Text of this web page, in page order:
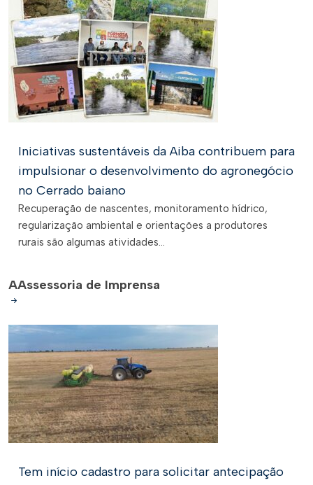
Iniciativas sustentáveis da Aiba contribuem para
impulsionar o desenvolvimento do agronegócio
no Cerrado baiano
Recuperação de nascentes, monitoramento hídrico,
regularização ambiental e orientações a produtores
rurais são algumas atividades...
AAssessoria de Imprensa
Tem início cadastro para solicitar antecipação